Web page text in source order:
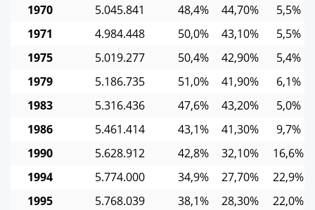
1970
5.045.841 48,4% 44,70%
5,5%
1971
4.984.448 50,0% 43,10%
5,5%
1975
5.019.277 50,4% 42,90%
5,4%
1979
5.186.735 51,0% 41,90%
6,1%
1983
5.316.436 47,6% 43,20%
5,0%
1986
5.461.414 43,1% 41,30%
9,7%
1990
5.628.912 42,8% 32,10%
16,6%
1994
5.774.000 34,9% 27,70%
22,9%
1995
5.768.039 38,1% 28,30%
22,0%